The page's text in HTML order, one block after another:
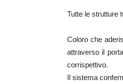
Tutte le strutture
Coloro che
attraverso il
corrispettivo.
Il sistema